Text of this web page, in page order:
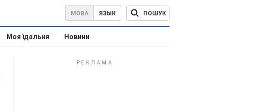
МОВА ЯЗЫК ПОШУК
Моя їдальня Новини